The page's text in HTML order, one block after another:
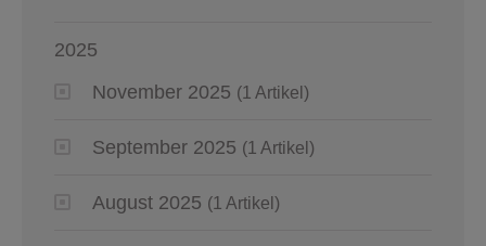
2025
November 2025 (1 Artikel)
September 2025 (1 Artikel)
August 2025 (1 Artikel)